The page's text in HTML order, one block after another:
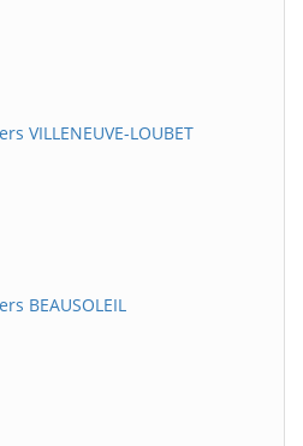
VILLENEUVE-LOUBET
BEAUSOLEIL